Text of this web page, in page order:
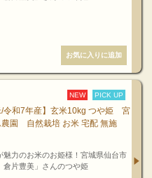
NEW PICK UP
/令和7年産】玄米10kg つや姫 宮
園 自然栽培 お米 宅配 無施
魅力のお米のお姫様！宮城県仙台市
倉片豊美」さんのつや姫